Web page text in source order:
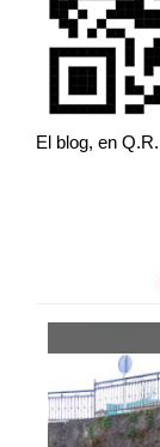
El blog, en Q.R.